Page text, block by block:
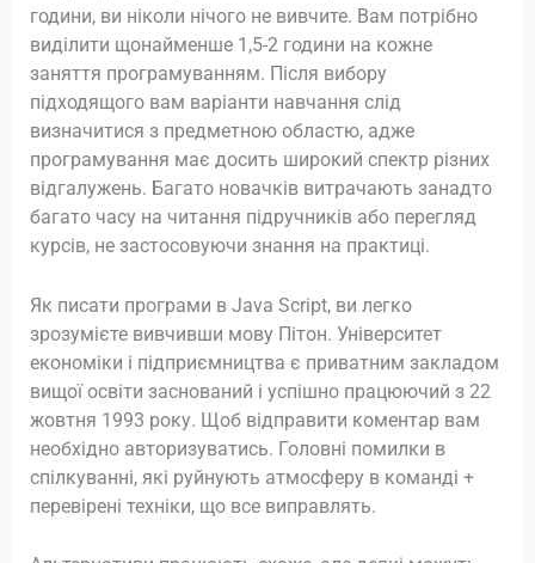
години, ви ніколи нічого не вивчите. Вам потрібно
виділити щонайменше 1,5-2 години на кожне
заняття програмуванням. Після вибору
підходящого вам варіанти навчання слід
визначитися з предметною областю, адже
програмування має досить широкий спектр різних
відгалужень. Багато новачків витрачають занадто
багато часу на читання підручників або перегляд
курсів, не застосовуючи знання на практиці.
Як писати програми в Java Script, ви легко
зрозумієте вивчивши мову Пітон. Університет
економіки і підприємництва є приватним закладом
вищої освіти заснований і успішно працюючий з 22
жовтня 1993 року. Щоб відправити коментар вам
необхідно авторизуватись. Головні помилки в
спілкуванні, які руйнують атмосферу в команді +
перевірені техніки, що все виправлять.